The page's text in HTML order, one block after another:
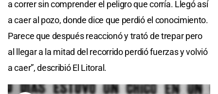
a correr sin comprender el peligro que corría. Llegó así
a caer al pozo, donde dice que perdió el conocimiento.
Parece que después reaccionó y trató de trepar pero
al llegar a la mitad del recorrido perdió fuerzas y volvió
a caer”, describió El Litoral.